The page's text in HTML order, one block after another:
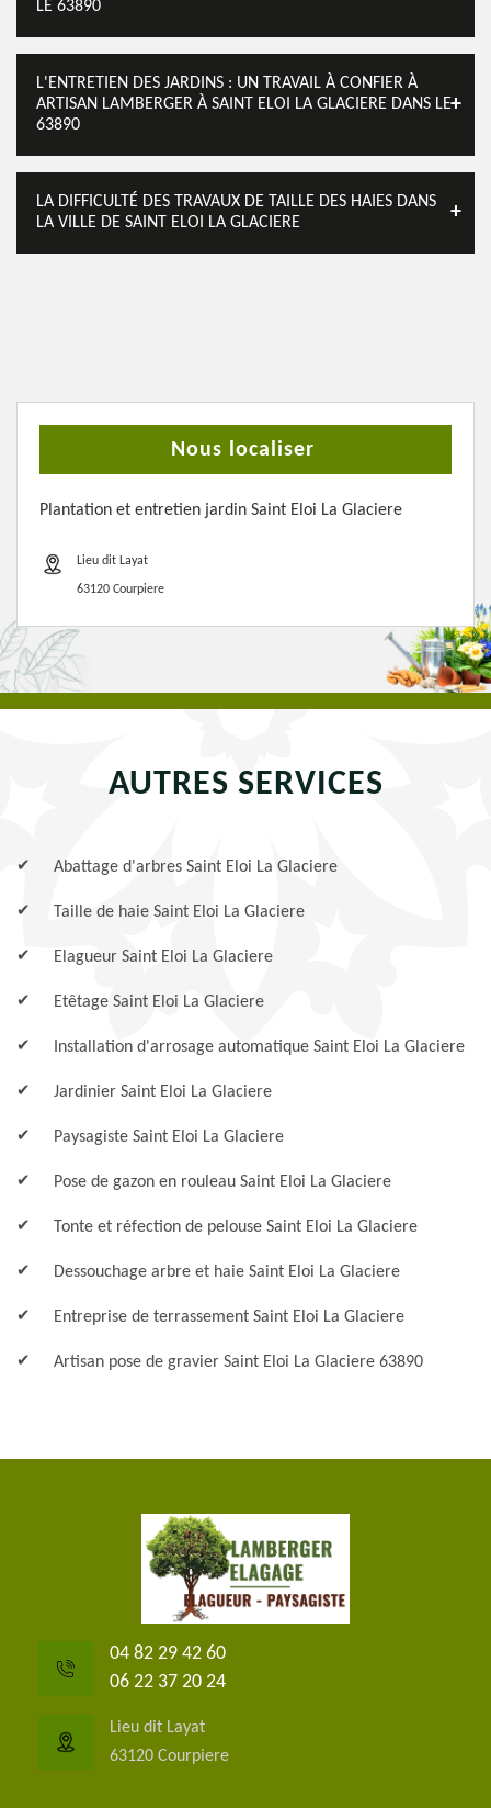
LE 63890
L'ENTRETIEN DES JARDINS : UN TRAVAIL À CONFIER À
ARTISAN LAMBERGER À SAINT ELOI LA GLACIERE DANS LE
63890
LA DIFFICULTÉ DES TRAVAUX DE TAILLE DES HAIES DANS
LA VILLE DE SAINT ELOI LA GLACIERE
Nous localiser
Plantation et entretien jardin Saint Eloi La Glaciere
Lieu dit Layat
63120 Courpiere
AUTRES SERVICES
Abattage d'arbres Saint Eloi La Glaciere
Taille de haie Saint Eloi La Glaciere
Elagueur Saint Eloi La Glaciere
Etêtage Saint Eloi La Glaciere
Installation d'arrosage automatique Saint Eloi La Glaciere
Jardinier Saint Eloi La Glaciere
Paysagiste Saint Eloi La Glaciere
Pose de gazon en rouleau Saint Eloi La Glaciere
Tonte et réfection de pelouse Saint Eloi La Glaciere
Dessouchage arbre et haie Saint Eloi La Glaciere
Entreprise de terrassement Saint Eloi La Glaciere
Artisan pose de gravier Saint Eloi La Glaciere 63890
04 82 29 42 60
06 22 37 20 24
Lieu dit Layat
63120 Courpiere